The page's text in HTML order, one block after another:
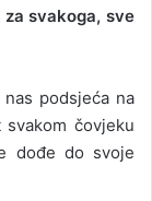
svakoga, sve
podsjeća na
čovjeku
dođe do svoje